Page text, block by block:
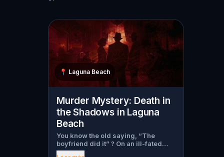
📍 Laguna Beach
Murder Mystery: Death in
the Shadows in Laguna
Beach
You know the old saying, “The
boyfriend did it” ? On an ill-fated
night, love goes terribly wrong for